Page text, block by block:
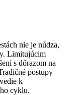
nie je núdza,
Limitujúcim
s dôrazom na
postupy
k
cyklu.